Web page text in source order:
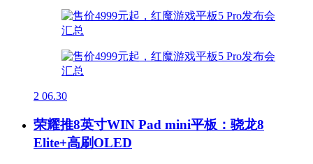
2 06.30
荣耀推8英寸WIN Pad mini平板：骁龙8
Elite+高刷OLED